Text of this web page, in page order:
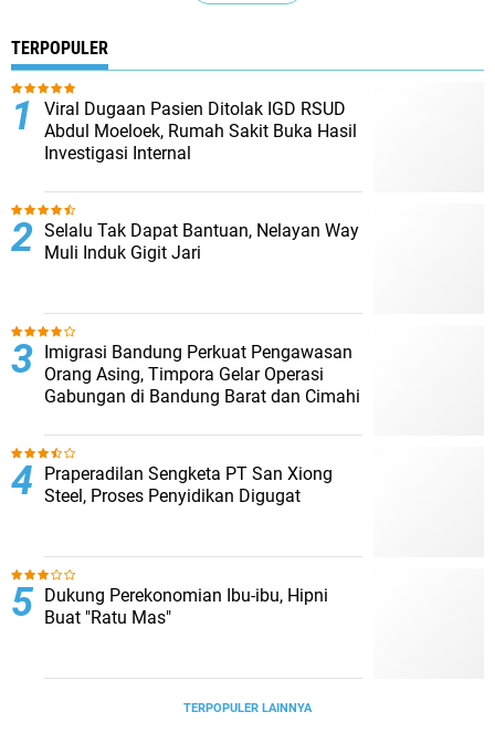
TERPOPULER
Viral Dugaan Pasien Ditolak IGD RSUD
Abdul Moeloek, Rumah Sakit Buka Hasil
Investigasi Internal
Selalu Tak Dapat Bantuan, Nelayan Way
Muli Induk Gigit Jari
Imigrasi Bandung Perkuat Pengawasan
Orang Asing, Timpora Gelar Operasi
Gabungan di Bandung Barat dan Cimahi
Praperadilan Sengketa PT San Xiong
Steel, Proses Penyidikan Digugat
Dukung Perekonomian Ibu-ibu, Hipni
Buat "Ratu Mas"
TERPOPULER LAINNYA